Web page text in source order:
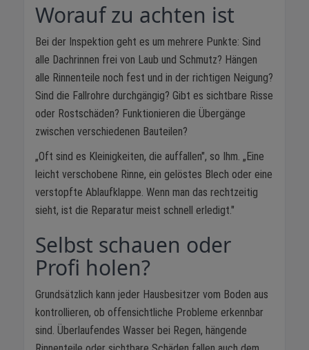
Worauf zu achten ist
Bei der Inspektion geht es um mehrere Punkte: Sind
alle Dachrinnen frei von Laub und Schmutz? Hängen
alle Rinnenteile noch fest und in der richtigen Neigung?
Sind die Fallrohre durchgängig? Gibt es sichtbare Risse
oder Rostschäden? Funktionieren die Übergänge
zwischen verschiedenen Bauteilen?
„Oft sind es Kleinigkeiten, die auffallen", so Ihm. „Eine
leicht verschobene Rinne, ein gelöstes Blech oder eine
verstopfte Ablaufklappe. Wenn man das rechtzeitig
sieht, ist die Reparatur meist schnell erledigt."
Selbst schauen oder
Profi holen?
Grundsätzlich kann jeder Hausbesitzer vom Boden aus
kontrollieren, ob offensichtliche Probleme erkennbar
sind. Überlaufendes Wasser bei Regen, hängende